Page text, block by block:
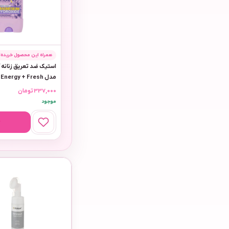
همراه این محصول
مدل Energy + Fresh
337,000تومان
موجود